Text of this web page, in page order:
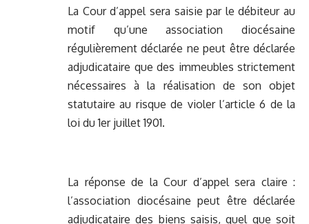
La Cour d’appel sera saisie par le débiteur au
motif qu’une association diocésaine
régulièrement déclarée ne peut être déclarée
adjudicataire que des immeubles strictement
nécessaires à la réalisation de son objet
statutaire au risque de violer l’article 6 de la
loi du 1er juillet 1901.
La réponse de la Cour d’appel sera claire :
l’association diocésaine peut être déclarée
adjudicataire des biens saisis, quel que soit